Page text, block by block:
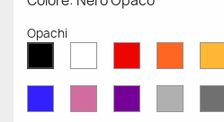
Opachi
Opaco OpacoOpacoOpaco
OpacoOpacoOpacoChiaro